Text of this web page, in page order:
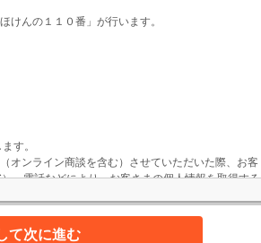
けんの１１０番」が行います。
す。
オンライン商談を含む）させていただいた際、お客
、電話などにより、お客さまの個人情報を取得する
の利用は行いません。
て次に進む